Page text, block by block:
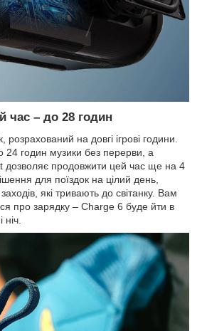
час – до 28 годин
на довгі ігрові години.
годин музики без перерви, а
дозволяє продовжити цей час ще на 4
для поїздок на цілий день,
які тривають до світанку. Вам
про зарядку – Charge 6 буде йти в